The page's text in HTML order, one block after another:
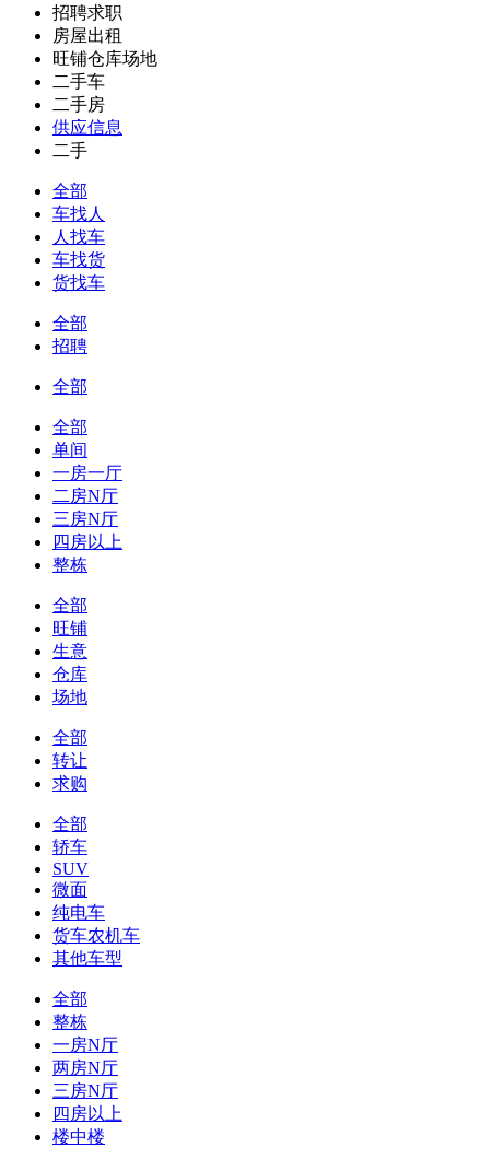
招聘求职
房屋出租
旺铺仓库场地
二手车
二手房
供应信息
二手
全部
车找人
人找车
车找货
货找车
全部
招聘
全部
全部
单间
一房一厅
二房N厅
三房N厅
四房以上
整栋
全部
旺铺
生意
仓库
场地
全部
转让
求购
全部
轿车
SUV
微面
纯电车
货车农机车
其他车型
全部
整栋
一房N厅
两房N厅
三房N厅
四房以上
楼中楼